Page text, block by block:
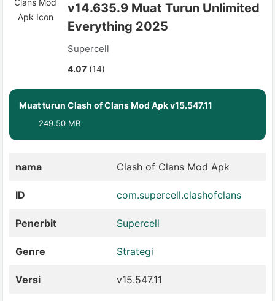
v14.635.9 Muat Turun Unlimited
Everything 2025
Supercell
4.07 (14)
Muat turun Clash of Clans Mod Apk v15.547.11
249.50 MB
nama Clash of Clans Mod Apk
ID com.supercell.clashofclans
Penerbit Supercell
Genre Strategi
Versi v15.547.11